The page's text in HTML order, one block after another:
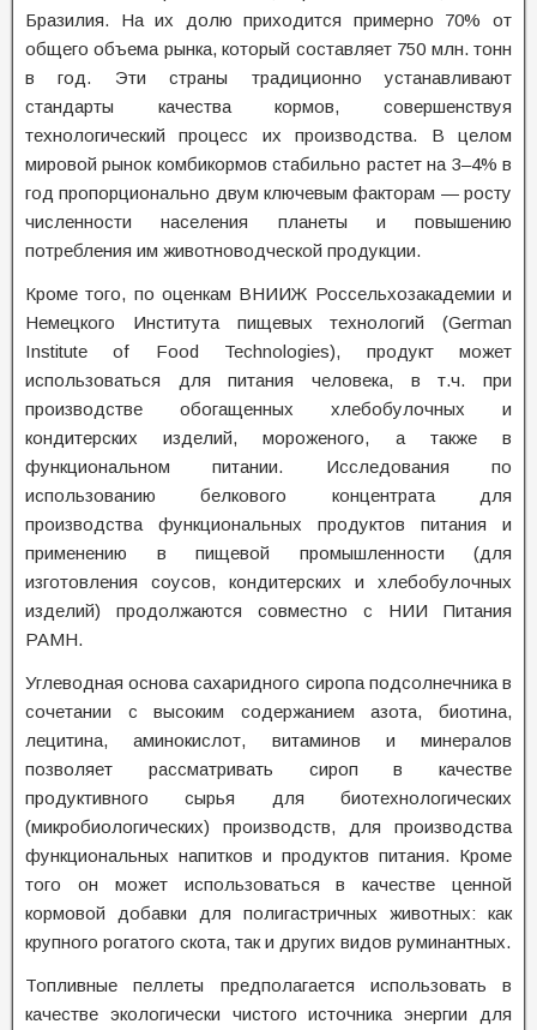
Бразилия. На их долю приходится примерно 70% от
общего объема рынка, который составляет 750 млн. тонн
в год. Эти страны традиционно устанавливают
стандарты качества кормов, совершенствуя
технологический процесс их производства. В целом
мировой рынок комбикормов стабильно растет на 3–4% в
год пропорционально двум ключевым факторам — росту
численности населения планеты и повышению
потребления им животноводческой продукции.
Кроме того, по оценкам ВНИИЖ Россельхозакадемии и
Немецкого Института пищевых технологий (German
Institute of Food Technologies), продукт может
использоваться для питания человека, в т.ч. при
производстве обогащенных хлебобулочных и
кондитерских изделий, мороженого, а также в
функциональном питании. Исследования по
использованию белкового концентрата для
производства функциональных продуктов питания и
применению в пищевой промышленности (для
изготовления соусов, кондитерских и хлебобулочных
изделий) продолжаются совместно с НИИ Питания
РАМН.
Углеводная основа сахаридного сиропа подсолнечника в
сочетании с высоким содержанием азота, биотина,
лецитина, аминокислот, витаминов и минералов
позволяет рассматривать сироп в качестве
продуктивного сырья для биотехнологических
(микробиологических) производств, для производства
функциональных напитков и продуктов питания. Кроме
того он может использоваться в качестве ценной
кормовой добавки для полигастричных животных: как
крупного рогатого скота, так и других видов руминантных.
Топливные пеллеты предполагается использовать в
качестве экологически чистого источника энергии для